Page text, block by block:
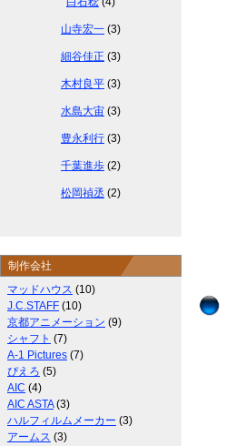
山寺宏一 (3)
細谷佳正 (3)
木村良平 (3)
水島大宙 (3)
豊永利行 (3)
千葉進歩 (2)
松岡禎丞 (2)
制作会社
マッドハウス (10)
J.C.STAFF (10)
京都アニメーション (9)
シャフト (7)
A-1 Pictures (7)
ぴえろ (5)
AIC (4)
AIC ASTA(3)
ハルフィルムメーカー (3)
アームス (3)